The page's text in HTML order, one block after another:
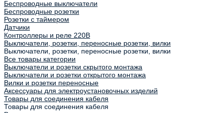
Беспроводные выключатели
Беспроводные розетки
Розетки с таймером
Датчики
Контроллеры и реле 220В
Выключатели, розетки, переносные розетки, вилки
Выключатели, розетки, переносные розетки, вилки
Все товары категории
Выключатели и розетки скрытого монтажа
Выключатели и розетки открытого монтажа
Вилки и розетки переносные
Аксессуары для электроустановочных изделий
Товары для соединения кабеля
Товары для соединения кабеля